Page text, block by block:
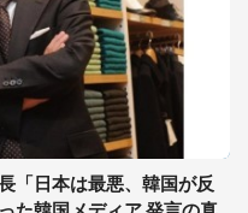
「日本は最悪、韓国が反